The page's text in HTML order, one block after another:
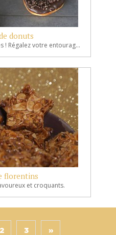
donuts
Donuts savoureux et colorés ! Régalez votre entourage d'une manière simple et efficace les P'tits Chefs !
florentins
et croquants.
2 3 »